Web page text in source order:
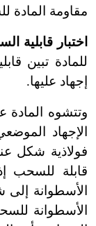
مقاومة المادة
اختبار قابلية
للمادة تبين
إجهاد عليها.
وتتشوه المادة
الإجهاد
فولاذية شكل
قابلة للسحب
الأسطوانة إلى
الأسطوانة